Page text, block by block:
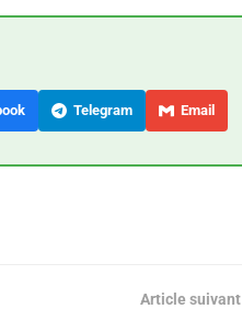
Telegram Email
Article suivant